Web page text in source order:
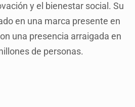
y el bienestar social. Su
en una marca presente en
una presencia arraigada en
de personas.